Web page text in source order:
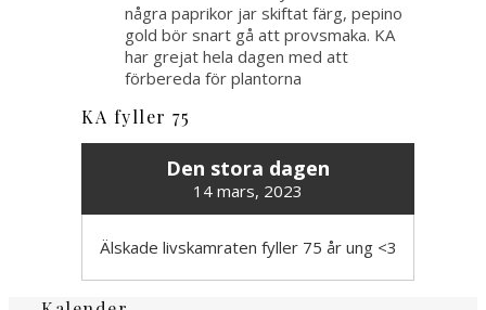
några paprikor jar skiftat färg, pepino
gold bör snart gå att provsmaka. KA
har grejat hela dagen med att
förbereda för plantorna
KA fyller 75
Den stora dagen
14 mars, 2023
Älskade livskamraten fyller 75 år ung <3